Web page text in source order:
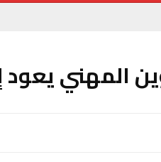
المهني يعود